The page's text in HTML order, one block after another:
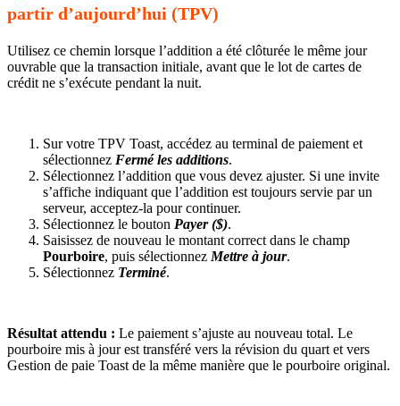
partir d’aujourd’hui (TPV)
Utilisez ce chemin lorsque l’addition a été clôturée le même jour
ouvrable que la transaction initiale, avant que le lot de cartes de
crédit ne s’exécute pendant la nuit.
Sur votre TPV Toast, accédez au terminal de paiement et
sélectionnez Fermé les additions.
Sélectionnez l’addition que vous devez ajuster. Si une invite
s’affiche indiquant que l’addition est toujours servie par un
serveur, acceptez-la pour continuer.
Sélectionnez le bouton Payer ($).
Saisissez de nouveau le montant correct dans le champ
Pourboire, puis sélectionnez Mettre à jour.
Sélectionnez Terminé.
Résultat attendu : Le paiement s’ajuste au nouveau total. Le
pourboire mis à jour est transféré vers la révision du quart et vers
Gestion de paie Toast de la même manière que le pourboire original.